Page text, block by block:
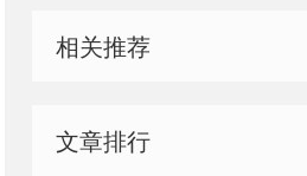
相关推荐
文章排行